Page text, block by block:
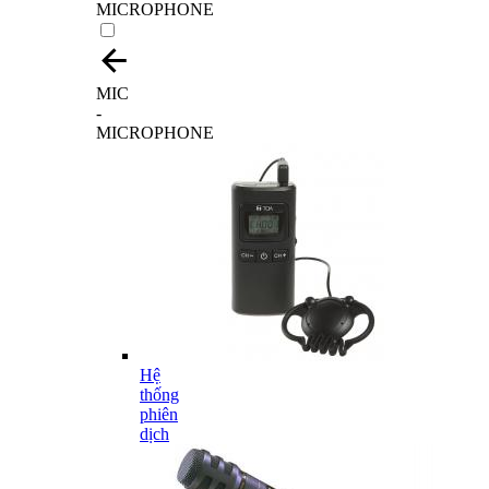
MICROPHONE
MIC
-
MICROPHONE
Hệ
thống
phiên
dịch